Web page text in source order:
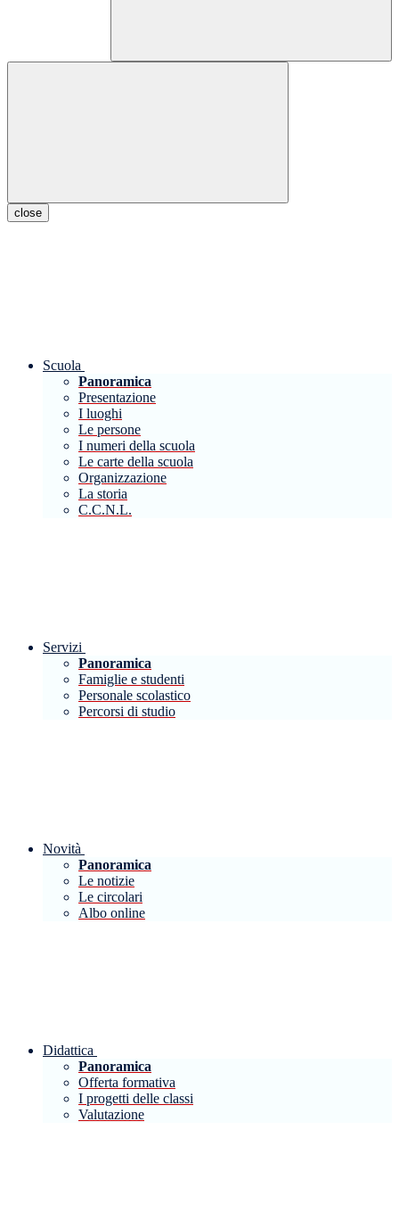
close
Scuola
Panoramica
Presentazione
I luoghi
Le persone
I numeri della scuola
Le carte della scuola
Organizzazione
La storia
C.C.N.L.
Servizi
Panoramica
Famiglie e studenti
Personale scolastico
Percorsi di studio
Novità
Panoramica
Le notizie
Le circolari
Albo online
Didattica
Panoramica
Offerta formativa
I progetti delle classi
Valutazione